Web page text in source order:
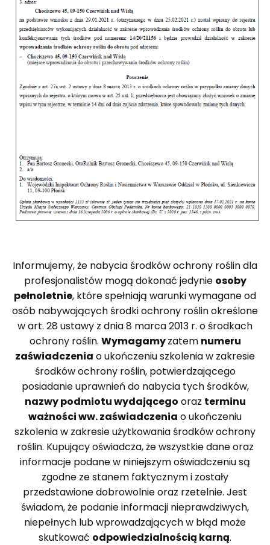
Informujemy, że nabycia środków ochrony roślin dla
profesjonalistów mogą dokonać jedynie osoby
pełnoletnie, które spełniają warunki wymagane od
osób nabywających środki ochrony roślin określone
w art. 28 ustawy z dnia 8 marca 2013 r. o środkach
ochrony roślin. Wymagamyzatem numeru
zaświadczenia o ukończeniu szkolenia w zakresie
środków ochrony roślin, potwierdzającego
posiadanie uprawnień do nabycia tych środków,
nazwy podmiotu wydającego oraz terminu
ważności ww. zaświadczenia o ukończeniu
szkolenia w zakresie użytkowania środków ochrony
roślin. Kupujący oświadcza, że wszystkie dane oraz
informacje podane w niniejszym oświadczeniu są
zgodne ze stanem faktycznym i zostały
przedstawione dobrowolnie oraz rzetelnie. Jest
świadom, że podanie informacji nieprawdziwych,
niepełnych lub wprowadzających w błąd może
skutkować odpowiedzialnością karną.